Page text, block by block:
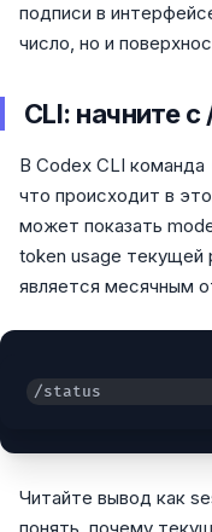
подписи в
число, но и
CLI: начните
В Codex CLI команда
что происходит в
может показать
token usage текущей
является месячным
/status
Читайте вывод как